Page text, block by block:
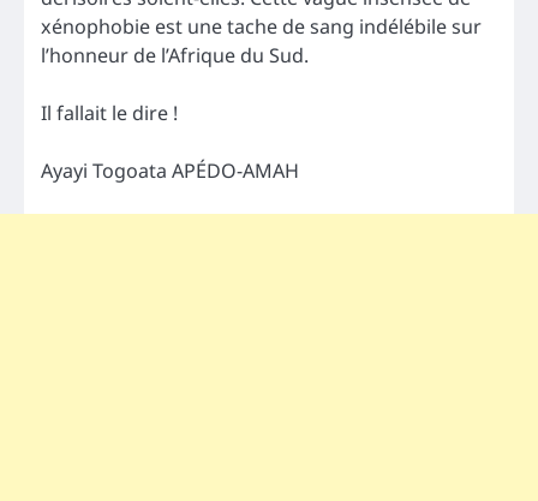
xénophobie est une tache de sang indélébile sur
l’honneur de l’Afrique du Sud.
Il fallait le dire !
Ayayi Togoata APÉDO-AMAH